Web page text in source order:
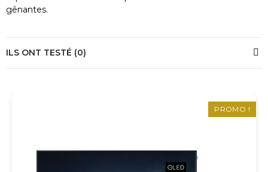
gênantes.
ILS ONT TESTÉ (0)
PROMO !